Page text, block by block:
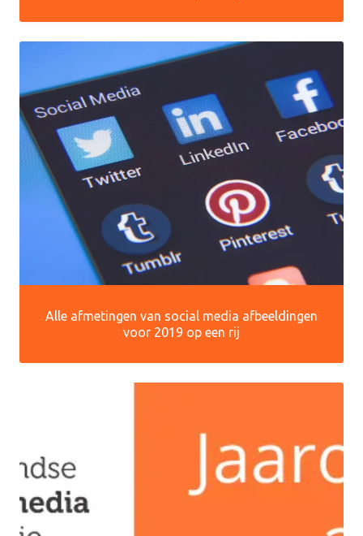
Alle afmetingen van social media afbeeldingen
voor 2019 op een rij